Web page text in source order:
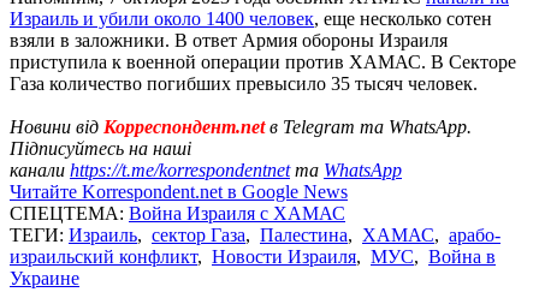
Израиль и убили около 1400 человек, еще несколько сотен
взяли в заложники. В ответ Армия обороны Израиля
приступила к военной операции против ХАМАС. В Секторе
Газа количество погибших превысило 35 тысяч человек.
Новини від Корреспондент.netв Telegram та WhatsApp.
Підписуйтесь на наші
канали https://t.me/korrespondentnetта WhatsApp
Читайте Korrespondent.net в Google News
СПЕЦТЕМА: Война Израиля с ХАМАС
ТЕГИ: Израиль, сектор Газа, Палестина, ХАМАС, арабо-
израильский конфликт, Новости Израиля, МУС, Война в
Украине